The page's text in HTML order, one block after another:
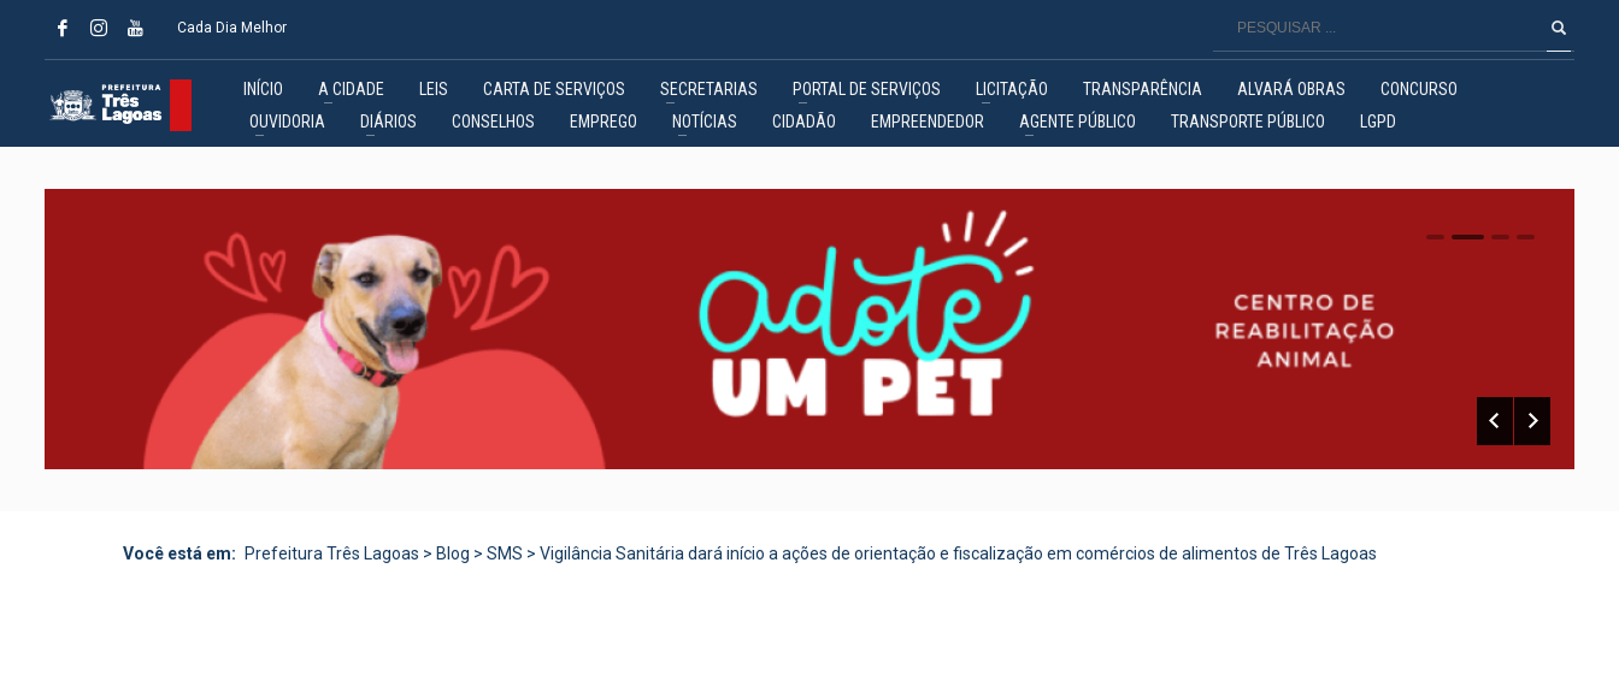
Cada Dia Melhor
INÍCIO A CIDADE LEIS CARTA DE SERVIÇOS SECRETARIAS PORTAL DE SERVIÇOS LICITAÇÃO TRANSPARÊNCIA ALVARÁ OBRAS
CONCURSO
OUVIDORIA
DIÁRIOS CONSELHOS EMPREGO NOTÍCIAS CIDADÃO EMPREENDEDOR AGENTE PÚBLICO TRANSPORTE PÚBLICO LGPD
0 1 2
Você está em: Prefeitura Três Lagoas > Blog > SMS > Vigilância Sanitária dará início a ações de orientação e fiscalização em comércios de alimentos de Três Lagoas